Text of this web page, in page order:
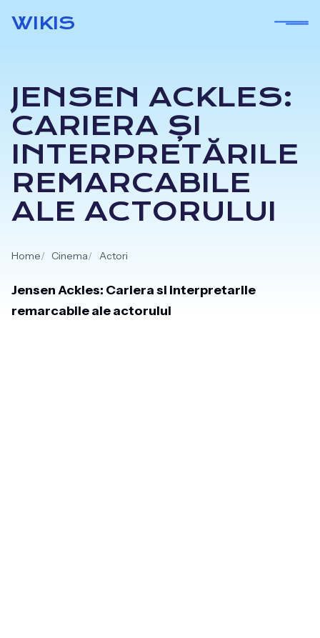
WIKIS
JENSEN ACKLES:
CARIERA ȘI
INTERPRETĂRILE
REMARCABILE
ALE ACTORULUI
Home Cinema Actori
Jensen Ackles: Cariera si interpretarile
remarcabile ale actorului